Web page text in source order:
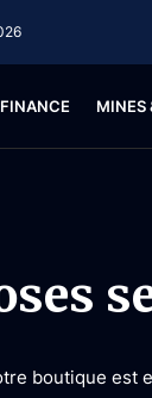
FINANCE MINES
boutique est